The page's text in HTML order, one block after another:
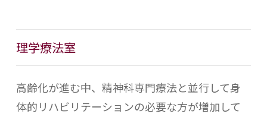
理学療法室
高齢化が進む中、精神科専門療法と並行して身
体的リハビリテーションの必要な方が増加して